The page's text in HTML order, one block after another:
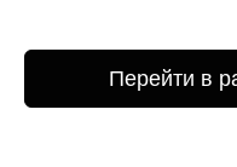
Перейти в